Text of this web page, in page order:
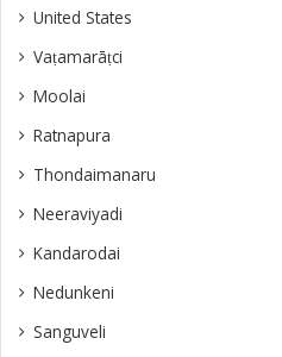
United States
Vaṭamarāṭci
Moolai
Ratnapura
Thondaimanaru
Neeraviyadi
Kandarodai
Nedunkeni
Sanguveli